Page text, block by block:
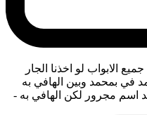
الابواب لو اخذنا الجار
في بمحمد وبين الهافي به
اسم مجرور لكن الهافي به -